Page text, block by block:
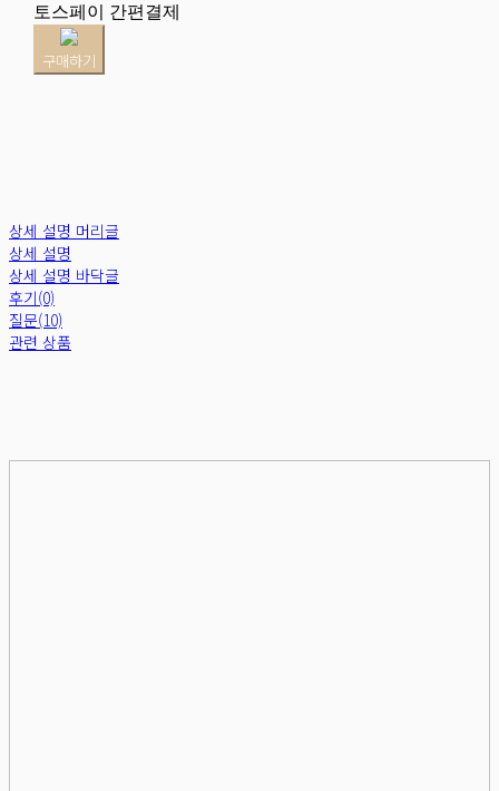
토스페이 간편결제
구매하기
상세 설명 머리글
상세 설명
상세 설명 바닥글
후기(0)
질문(10)
관련 상품